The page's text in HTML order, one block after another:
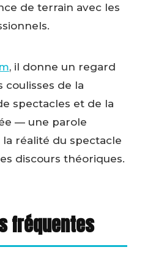
de terrain avec les
, il donne un regard
coulisses de la
spectacles et de la
— une parole
réalité du spectacle
discours théoriques.
fréquentes